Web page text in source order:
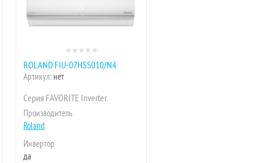
ROLAND FIU-07HSS010/N4
Артикул:нет
Серия FAVORITE Inverter
Производитель
Roland
Инвертор
да